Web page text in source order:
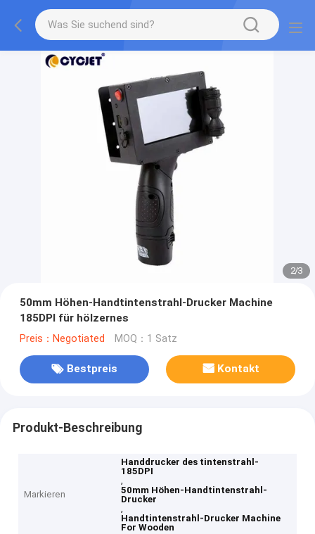
2/3
50mm Höhen-Handtintenstrahl-Drucker Machine
185DPI für hölzernes
Preis：Negotiated MOQ：1 Satz
Bestpreis Kontakt
Produkt-Beschreibung
Markieren
Handdrucker des tintenstrahl-
185DPI
,
50mm Höhen-Handtintenstrahl-
Drucker
,
Handtintenstrahl-Drucker Machine
For Wooden